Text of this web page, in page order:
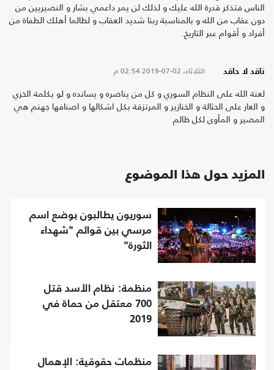
الناس فتذكر قدرة الله عليك و لذلك لن يمر داعمي بشار و النصيريين من
دون عقاب من الله و بالمناسبة ربنا شديد العقاب و لطالما أهلك الطفاة من
أفراد و أقوام عبر التاريخ.
ناقد لا حاقد الثلاثاء، 02-07-2019 02:54 م
لعنة الله على النظام السوري و كل من يناصره و يسانده و لو بكلمة الخزي
و العار على الحثالة و الخنازير و المرتزقة بكل اشكالها و اصنافها جهنم هي
المصير و المأوى لكل ظالم
المزيد حول هذا الموضوع
سوريون يطالبون بوضع اسم
مرسي بين قوائم "شهداء
الثورة"
منظمة: نظام الأسد قتل
700 معتقل من حماة في
2019
منظمات حقوقية: الإهمال